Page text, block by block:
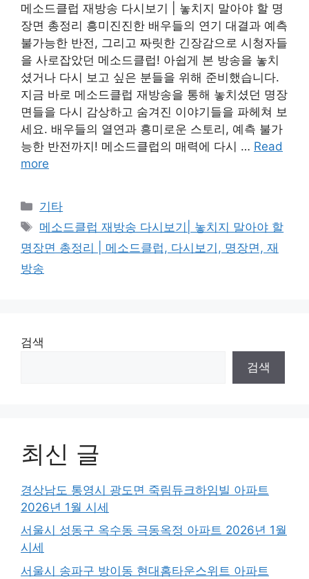
메소드클럽 재방송 다시보기 | 놓치지 말아야 할 명
장면 총정리 흥미진진한 배우들의 연기 대결과 예측
불가능한 반전, 그리고 짜릿한 긴장감으로 시청자들
을 사로잡았던 메소드클럽! 아쉽게 본 방송을 놓치
셨거나 다시 보고 싶은 분들을 위해 준비했습니다.
지금 바로 메소드클럽 재방송을 통해 놓치셨던 명장
면들을 다시 감상하고 숨겨진 이야기들을 파헤쳐 보
세요. 배우들의 열연과 흥미로운 스토리, 예측 불가
능한 반전까지! 메소드클럽의 매력에 다시 … Read
more
Categories
기타
Tags
메소드클럽 재방송 다시보기| 놓치지 말아야 할
명장면 총정리 | 메소드클럽, 다시보기, 명장면, 재
방송
검색
검색
최신 글
경상남도 통영시 광도면 죽림듀크하임빌 아파트
2026년 1월 시세
서울시 성동구 옥수동 극동옥정 아파트 2026년 1월
시세
서울시 송파구 방이동 현대홈타운스위트 아파트